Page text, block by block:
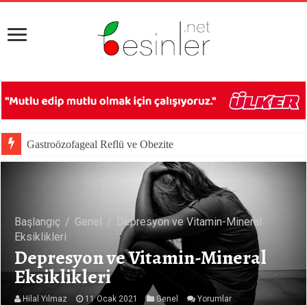
Gastroözofageal Reflü ve Obezite
Başlangıç / Genel /
Depresyon ve Vitamin-Mineral
Eksiklikleri
Depresyon ve Vitamin-Mineral
Eksiklikleri
Hilal Yılmaz 11 Ocak 2021 Genel
Yorumlar